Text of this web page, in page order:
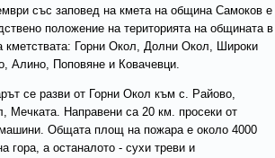
със заповед на кмета на община Самоков е
положение на територията на общината в
кметствата: Горни Окол, Долни Окол, Широки
Алино, Поповяне и Ковачевци.
се разви от Горни Окол към с. Райово,
Мечката. Направени са 20 км. просеки от
Общата площ на пожара е около 4000
гора, а останалото - сухи треви и